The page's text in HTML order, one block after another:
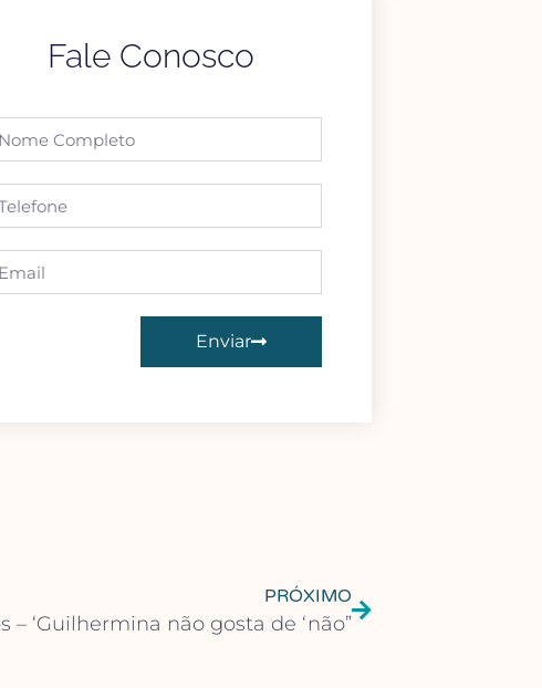
Fale Conosco
Enviar
PRÓXIMO
– ‘Guilhermina não gosta de ‘não”